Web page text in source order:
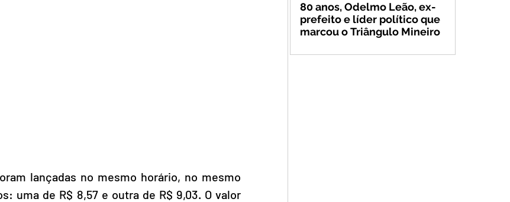
lançadas no mesmo horário, no mesmo
uma de R$ 8,57 e outra de R$ 9,03. O valor
80 anos, Odelmo Leão, ex-
prefeito e líder político que
marcou o Triângulo Mineiro